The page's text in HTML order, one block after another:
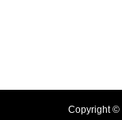
Copyright ©